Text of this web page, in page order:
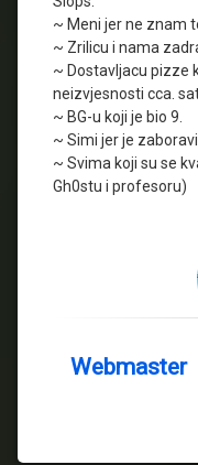
~ Meni jer ne znam
~ Zrilicu i nama
~ Dostavljacu pizze
neizvjesnosti cca.
~ BG-u koji je bio 9.
~ Simi jer je
~ Svima koji su se
Gh0stu i profesoru)
Webmaster